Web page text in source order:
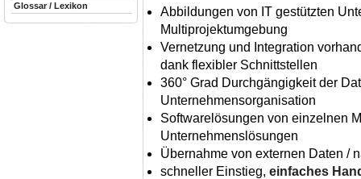
Abbildungen von IT gestützten
Multiprojektumgebung
Vernetzung und Integration
dank flexibler Schnittstellen
360° Grad Durchgängigkeit der
Unternehmensorganisation
Softwarelösungen von einzelnen
Unternehmenslösungen
Übernahme von externen Daten /
schneller Einstieg, einfaches
Glossar / Lexikon